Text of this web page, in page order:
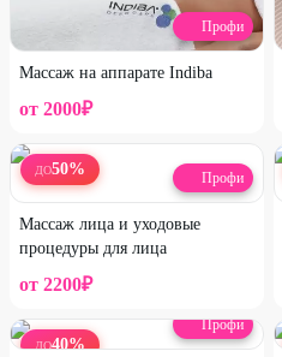
Профи
Массаж на аппарате Indiba
от 2000₽
ДО50% Профи
Массаж лица и уходовые
процедуры для лица
от 2200₽
ДО40%
Профи